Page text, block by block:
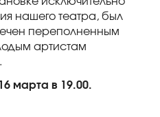
нашего театра, был
переполненным
артистам
марта в 19.00.